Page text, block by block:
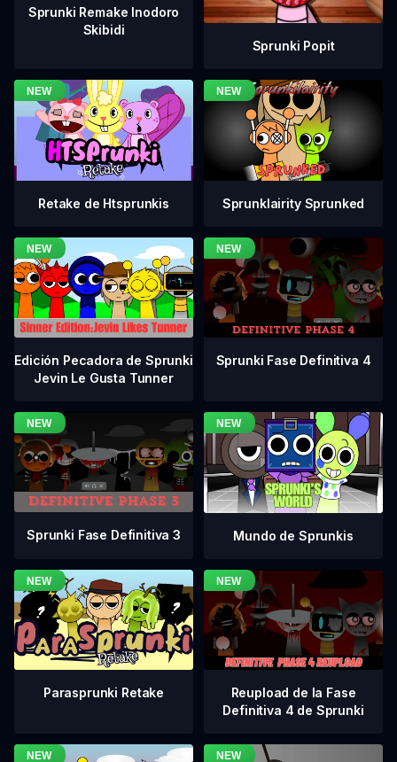
Sprunki Remake Inodoro
Skibidi
Sprunki Popit
Retake de Htsprunkis Sprunklairity Sprunked
Edición Pecadora de Sprunki
Jevin Le Gusta Tunner
Sprunki Fase Definitiva 4
Sprunki Fase Definitiva 3 Mundo de Sprunkis
Parasprunki Retake
Reupload de la Fase
Definitiva 4 de Sprunki